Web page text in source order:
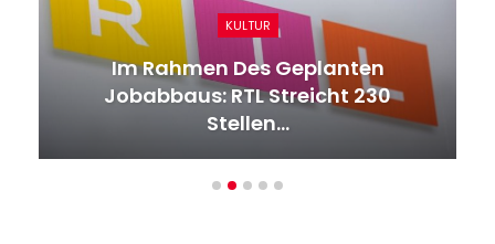
KULTUR
Im Rahmen Des Geplanten
Jobabbaus: RTL Streicht 230
Stellen…